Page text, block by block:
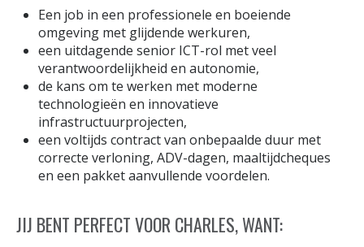
Een job in een professionele en boeiende
omgeving met glijdende werkuren,
een uitdagende senior ICT-rol met veel
verantwoordelijkheid en autonomie,
de kans om te werken met moderne
technologieën en innovatieve
infrastructuurprojecten,
een voltijds contract van onbepaalde duur met
correcte verloning, ADV-dagen, maaltijdcheques
en een pakket aanvullende voordelen.
JIJ BENT PERFECT VOOR CHARLES, WANT: